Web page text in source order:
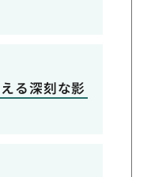
る深刻な影